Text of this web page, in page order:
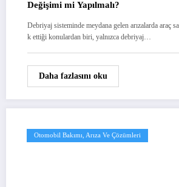
Değişimi mi Yapılmalı?
Debriyaj sisteminde meydana gelen arızalarda araç
k ettiği konulardan biri, yalnızca debriyaj…
Daha fazlasını oku
Otomobil Bakımı, Arıza Ve Çözümleri